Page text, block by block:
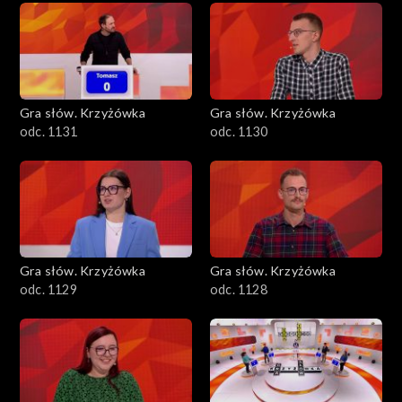
Gra słów. Krzyżówka
odc. 1131
Gra słów. Krzyżówka
odc. 1130
Gra słów. Krzyżówka
odc. 1129
Gra słów. Krzyżówka
odc. 1128